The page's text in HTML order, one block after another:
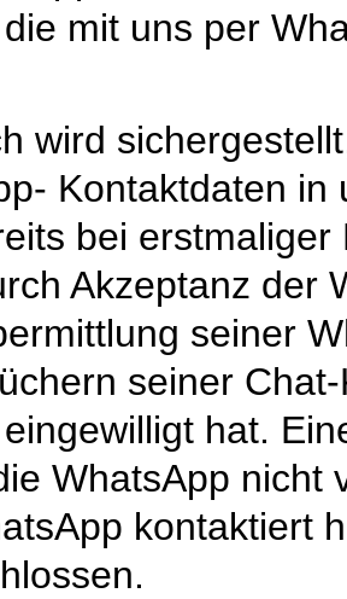
mit uns per
wird
Kontaktdaten in
bei
Akzeptanz der
seiner
seiner
hat.
WhatsApp nicht
kontaktiert